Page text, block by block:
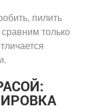
пилить
только